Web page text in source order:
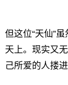
但这位“天仙”
天上。现实又
己所爱的人搂